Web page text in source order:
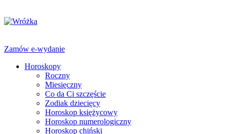
Zamów e-wydanie
Horoskopy
Roczny
Miesięczny
Co da Ci szczęście
Zodiak dziecięcy
Horoskop księżycowy
Horoskop numerologiczny
Horoskop chiński